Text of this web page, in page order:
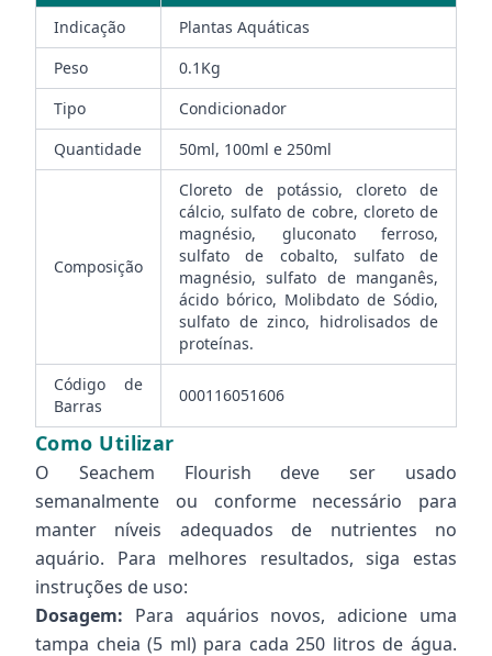
Indicação
Plantas Aquáticas
Peso
0.1Kg
Tipo
Condicionador
Quantidade
50ml, 100ml e 250ml
Composição
Cloreto de potássio, cloreto de
cálcio, sulfato de cobre, cloreto de
magnésio, gluconato ferroso,
sulfato de cobalto, sulfato de
magnésio, sulfato de manganês,
ácido bórico, Molibdato de Sódio,
sulfato de zinco, hidrolisados de
proteínas.
Código de
Barras
000116051606
Como Utilizar
O Seachem Flourish deve ser usado
semanalmente ou conforme necessário para
manter níveis adequados de nutrientes no
aquário. Para melhores resultados, siga estas
instruções de uso:
Dosagem: Para aquários novos, adicione uma
tampa cheia (5 ml) para cada 250 litros de água.